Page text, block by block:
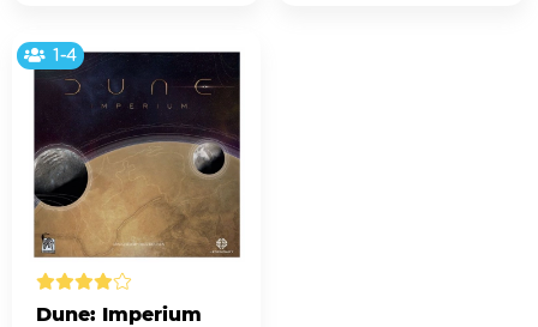
1-4
Dune: Imperium